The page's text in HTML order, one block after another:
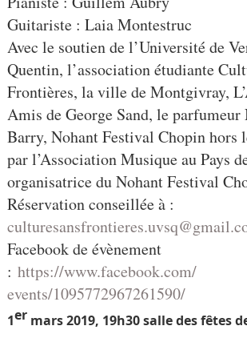
Guitariste : Laia Montestruc
Avec le soutien de l’Université de
Quentin, l’association étudiante
Frontières, la ville de Montgivray,
Amis de George Sand, le parfumeur
Barry, Nohant Festival Chopin hors
par l’Association Musique au Pays
organisatrice du Nohant Festival
Réservation conseillée à :
culturesansfrontieres.uvsq@
Facebook de évènement
: https://www.facebook.com/
events/1095772967261590/
1er mars 2019, 19h30 salle des fêtes